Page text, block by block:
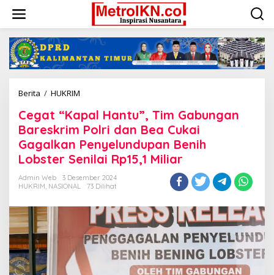
konten
Berita / HUKRIM
Hantu",
Tim
Gabungan
Bareskrim
Polri
Bea
Cukai
Penyelundupan
Benih
Lobster
Senilai
Rp15,1
Miliar
Cegat “Kapal Hantu”, Tim Gabungan
Bareskrim Polri dan Bea Cukai
Gagalkan Penyelundupan Benih
Lobster Senilai Rp15,1 Miliar
Admin Web
3 Desember 2024
HUKRIM NASIONAL 73 Dilihat